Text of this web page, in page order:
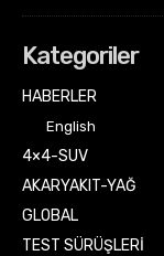
Kategoriler
HABERLER
English
4×4-SUV
AKARYAKIT-YAĞ
GLOBAL
TEST SÜRÜŞLERİ